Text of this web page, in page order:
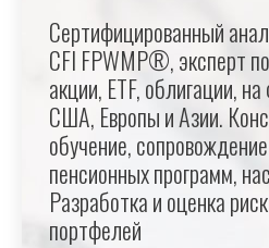
Сертифицированный
CFI FPWMP®, эксперт
акции, ETF, облигации,
США, Европы и Азии.
обучение,
пенсионных программ,
Разработка и оценка
портфелей